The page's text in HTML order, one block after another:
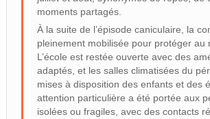
moments partagés.
À la suite de l’épisode caniculaire, la
pleinement mobilisée pour protéger au
L’école est restée ouverte avec des
adaptés, et les salles climatisées du
mises à disposition des enfants et des
attention particulière a été portée aux
isolées ou fragiles, avec des contacts